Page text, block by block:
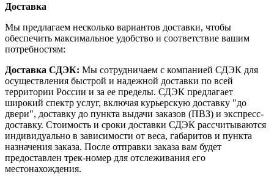
Доставка
Мы предлагаем несколько вариантов доставки, чтобы
обеспечить максимальное удобство и соответствие вашим
потребностям:
Доставка СДЭК: Мы сотрудничаем с компанией СДЭК для
осуществления быстрой и надежной доставки по всей
территории России и за ее пределы. СДЭК предлагает
широкий спектр услуг, включая курьерскую доставку "до
двери", доставку до пункта выдачи заказов (ПВЗ) и экспресс-
доставку. Стоимость и сроки доставки СДЭК рассчитываются
индивидуально в зависимости от веса, габаритов и пункта
назначения заказа. После отправки заказа вам будет
предоставлен трек-номер для отслеживания его
местонахождения.